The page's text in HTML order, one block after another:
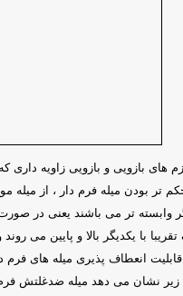
های بازویی و بازویی زاویه
تر بودن میله فرم دار ، از
وابسته تر می باشند یعنی در
با یکدیگر بالا و پایین می
انعطاف پذیری میله های
نشان می دهد میله ضدغلتش فرم